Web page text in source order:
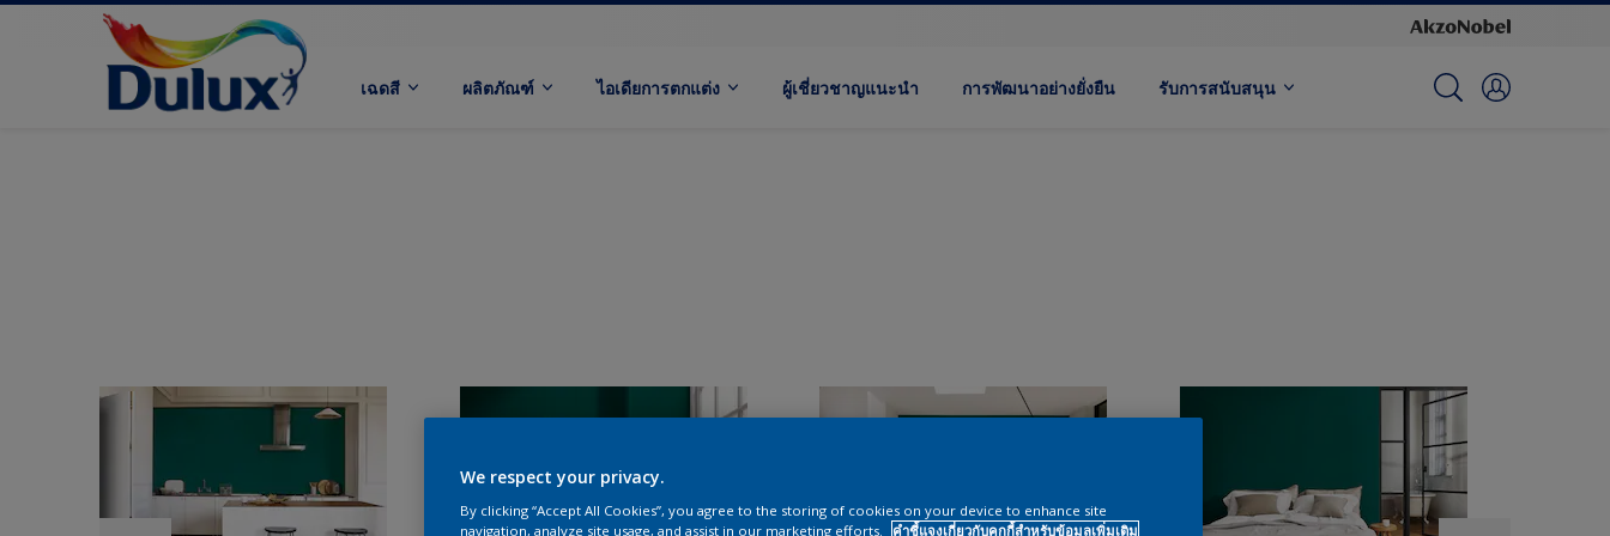
เฉดสี ผลิตภัณฑ์ ไอเดียการตกแต่ง ผู้เชี่ยวชาญแนะนำ การพัฒนาอย่างยั่งยืน รับการสนับสนุน
We respect your privacy.
By clicking “Accept All Cookies”, you agree to the storing of cookies on your device to enhance site
navigation, analyze site usage, and assist in our marketing efforts.
คำชี้แจงเกี่ยวกับคุกกี้สำหรับข้อมูลเพิ่มเติม